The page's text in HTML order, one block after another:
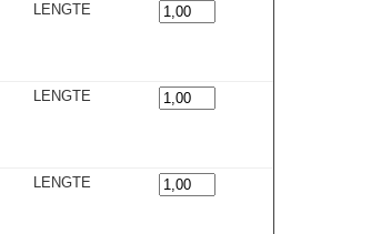
LENGTE
LENGTE
LENGTE